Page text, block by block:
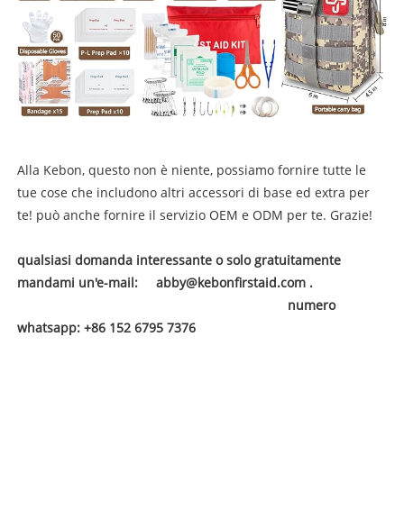
Alla Kebon, questo non è niente, possiamo fornire tutte le
tue cose che includono altri accessori di base ed extra per
te! può anche fornire il servizio OEM e ODM per te. Grazie!
qualsiasi domanda interessante o solo gratuitamente
mandami un'e-mail: abby@kebonfirstaid.com .
numero
whatsapp: +86 152 6795 7376